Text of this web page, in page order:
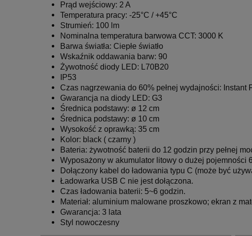
Prąd wejściowy: 2 A
Temperatura pracy: -25°C / +45°C
Strumień: 100 lm
Nominalna temperatura barwowa CCT: 3000 K
Barwa światła: Ciepłe światło
Wskaźnik oddawania barw: 90
Żywotność diody LED: L70B20
IP53
Czas nagrzewania do 60% pełnej wydajności: Instant
Gwarancja na diody LED: G3
Średnica podstawy: ø 12 cm
Średnica podstawy: ø 10 cm
Wysokość z oprawką: 35 cm
Kolor: black ( czarny )
Bateria: żywotność baterii do 12 godzin przy pełnej
Wyposażony w akumulator litowy o dużej pojemności
Dołączony kabel do ładowania typu C (może być
Ładowarka USB C nie jest dołączona.
Czas ładowania baterii: 5~6 godzin.
Materiał: aluminium malowane proszkowo; ekran z
Gwarancja: 3 lata
Styl nowoczesny